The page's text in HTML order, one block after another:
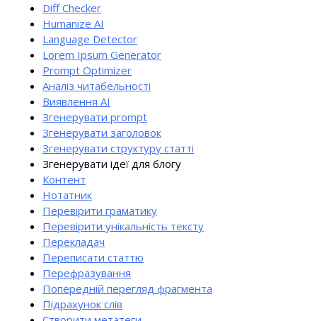
Diff Checker
Humanize AI
Language Detector
Lorem Ipsum Generator
Prompt Optimizer
Аналіз читабельності
Виявлення AI
Згенерувати prompt
Згенерувати заголовок
Згенерувати структуру статті
Згенерувати ідеї для блогу
Контент
Нотатник
Перевірити граматику
Перевірити унікальність тексту
Перекладач
Переписати статтю
Перефразування
Попередній перегляд фрагмента
Підрахунок слів